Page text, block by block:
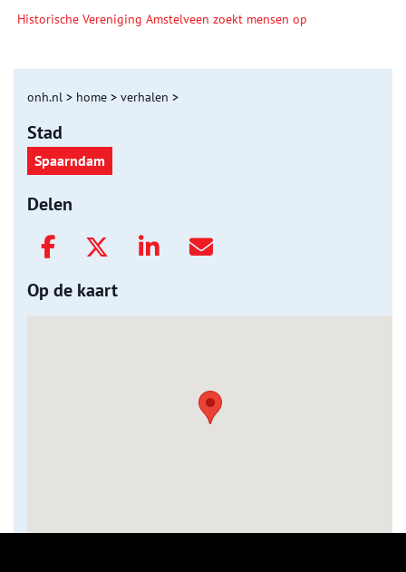
Historische Vereniging Amstelveen zoekt mensen op
onh.nl > home > verhalen >
Stad
Spaarndam
Delen
Op de kaart